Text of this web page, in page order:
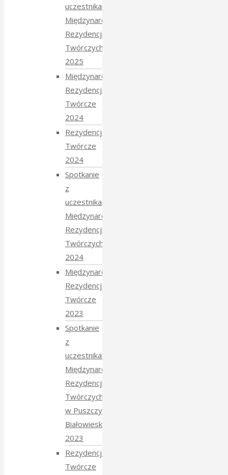
uczestnikami
Międzynarodowych
Rezydencji
Twórczych
2025
Międzynarodowe
Rezydencje
Twórcze
2024
Rezydencje
Twórcze
2024
Spotkanie
z
uczestnikami
Międzynarodowych
Rezydencji
Twórczych
2024
Międzynarodowe
Rezydencje
Twórcze
2023
Spotkanie
z
uczestnikami
Międzynarodowych
Rezydencji
Twórczych
w Puszczy
Białowieskiej
2023
Rezydencje
Twórcze